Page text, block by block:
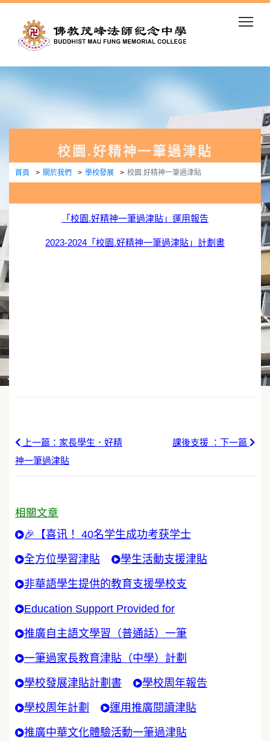
校園.好精神一筆過津貼
首頁 關於我們 學校發展 校園.好精神一筆過津貼
「校園.好精神一筆過津貼」運用報告
2023-2024「校園.好精神一筆過津貼」計劃書
上一篇：家長學生．好精
神一筆過津貼
課後支援 ：下一篇
相關文章
🎉【喜讯！ 40名学生成功考获学士
全方位學習津貼 學生活動支援津貼
非華語學生提供的教育支援學校支
Education Support Provided for
推廣自主語文學習（普通話）一筆
一筆過家長教育津貼（中學）計劃
學校發展津貼計劃書 學校周年報告
學校周年計劃 運用推廣閱讀津貼
推廣中華文化體驗活動一筆過津貼